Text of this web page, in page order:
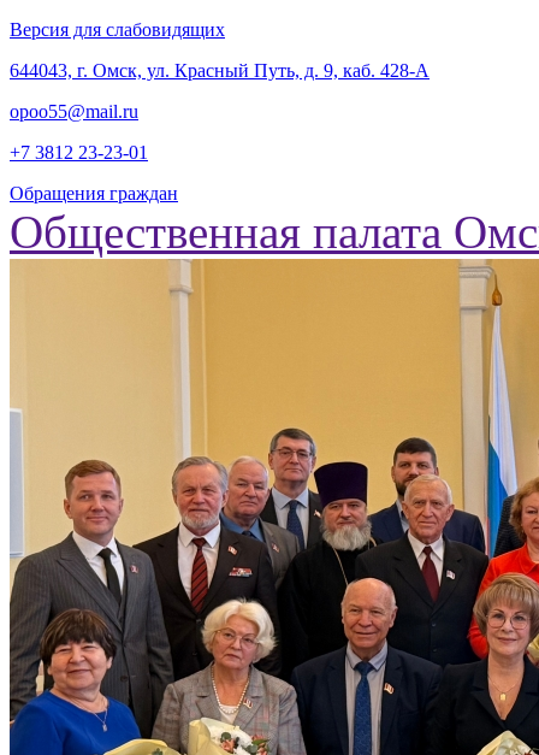
Версия для слабовидящих
‎644043, г. Омск, ул. Красный Путь, д. 9, каб. 428-А
opoo55@mail.ru
+7 3812 23-23-01
Обращения граждан
Общественная палата